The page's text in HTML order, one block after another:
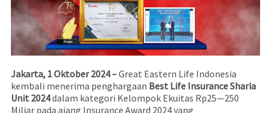
Jakarta, 1 Oktober 2024 –Great Eastern Life Indonesia
kembali menerima penghargaan Best Life Insurance Sharia
Unit 2024dalam kategori Kelompok Ekuitas Rp25—250
Miliar pada ajang Insurance Award 2024 yang